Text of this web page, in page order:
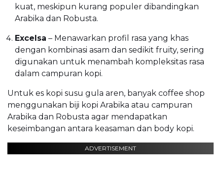
kuat, meskipun kurang populer dibandingkan
Arabika dan Robusta.
Excelsa – Menawarkan profil rasa yang khas
dengan kombinasi asam dan sedikit fruity, sering
digunakan untuk menambah kompleksitas rasa
dalam campuran kopi.
Untuk es kopi susu gula aren, banyak coffee shop
menggunakan biji kopi Arabika atau campuran
Arabika dan Robusta agar mendapatkan
keseimbangan antara keasaman dan body kopi.
ADVERTISEMENT